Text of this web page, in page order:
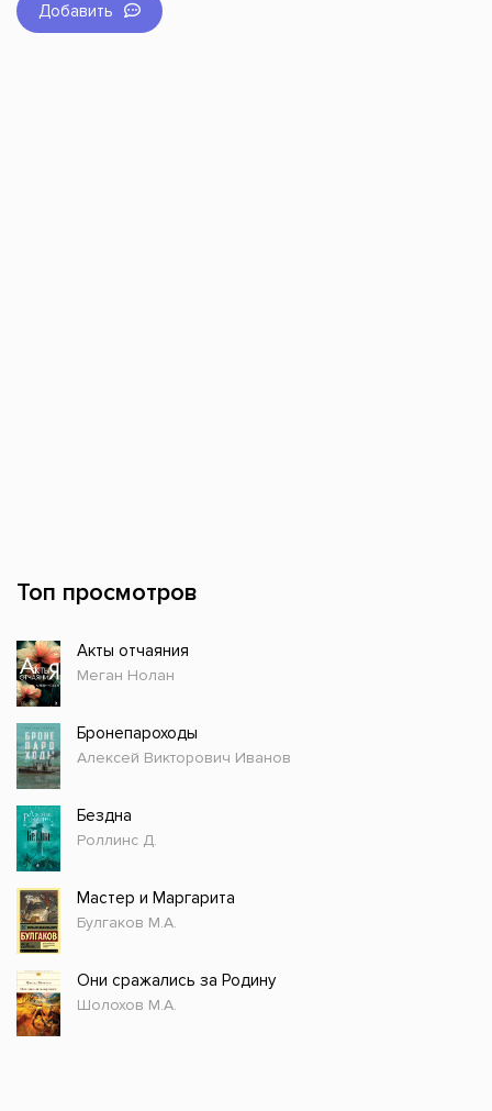
Добавить
Топ просмотров
Акты отчаяния
Меган Нолан
Бронепароходы
Алексей Викторович Иванов
Бездна
Роллинс Д.
Мастер и Маргарита
Булгаков М.А.
Они сражались за Родину
Шолохов М.А.